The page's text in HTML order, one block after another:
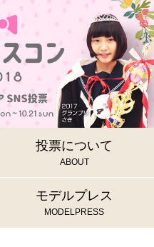
投票について
ABOUT
モデルプレス
MODELPRESS